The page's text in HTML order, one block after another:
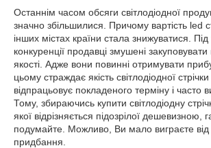
Останнім часом обсяги світлодіодної
значно збільшилися. Причому вартість led
інших містах країни стала знижуватися.
конкуренції продавці змушені
якості. Адже вони повинні отримувати
цьому страждає якість світлодіодної
відпрацьовує покладеного терміну і часто
Тому, збираючись купити світлодіодну
якої відрізняється підозрілої дешевизною,
подумайте. Можливо, Ви мало виграєте від
придбання.